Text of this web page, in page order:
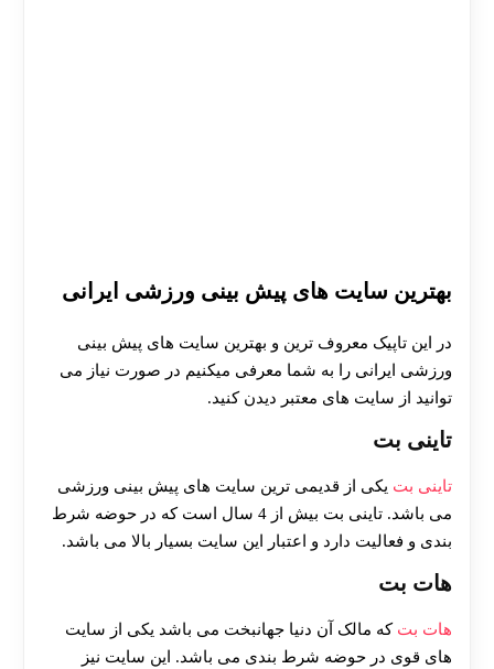
بهترین سایت های پیش بینی ورزشی ایرانی
در این تاپیک معروف ترین و بهترین سایت های پیش بینی
ورزشی ایرانی را به شما معرفی میکنیم در صورت نیاز می
توانید از سایت های معتبر دیدن کنید.
تاینی بت
تاینی بت یکی از قدیمی ترین سایت های پیش بینی ورزشی
می باشد. تاینی بت بیش از 4 سال است که در حوضه شرط
بندی و فعالیت دارد و اعتبار این سایت بسیار بالا می باشد.
هات بت
هات بت که مالک آن دنیا جهانبخت می باشد یکی از سایت
های قوی در حوضه شرط بندی می باشد. این سایت نیز